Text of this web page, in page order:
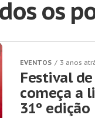
os
EVENTOS 3 anos
Festival
começa a
31º edição